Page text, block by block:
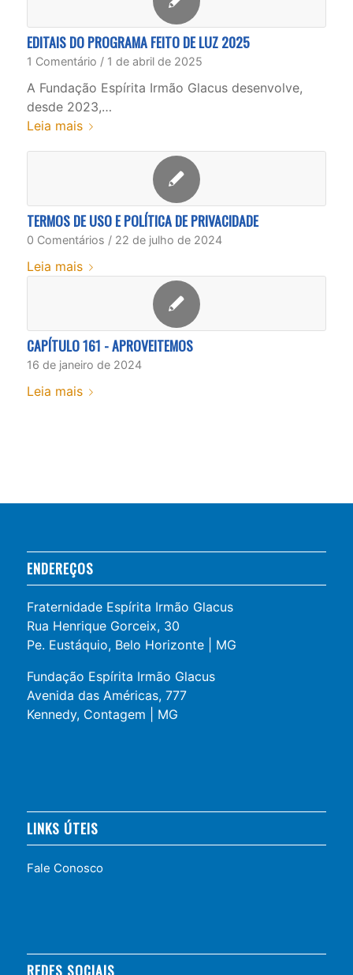
EDITAIS DO PROGRAMA FEITO DE LUZ 2025
1 Comentário / 1 de abril de 2025
A Fundação Espírita Irmão Glacus desenvolve,
desde 2023,…
Leia mais
TERMOS DE USO E POLÍTICA DE PRIVACIDADE
0 Comentários / 22 de julho de 2024
Leia mais
CAPÍTULO 161 - APROVEITEMOS
16 de janeiro de 2024
Leia mais
ENDEREÇOS
Fraternidade Espírita Irmão Glacus
Rua Henrique Gorceix, 30
Pe. Eustáquio, Belo Horizonte | MG
Fundação Espírita Irmão Glacus
Avenida das Américas, 777
Kennedy, Contagem | MG
LINKS ÚTEIS
Fale Conosco
REDES SOCIAIS